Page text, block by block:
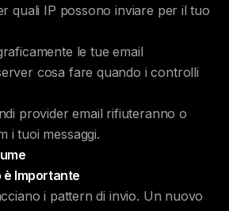
quali IP possono inviare per il tuo
le tue email
cosa fare quando i controlli
provider email rifiuteranno o
i tuoi messaggi.
è Importante
i pattern di invio. Un nuovo